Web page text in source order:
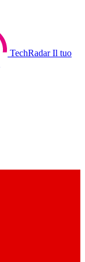
TechRadar Il tuo